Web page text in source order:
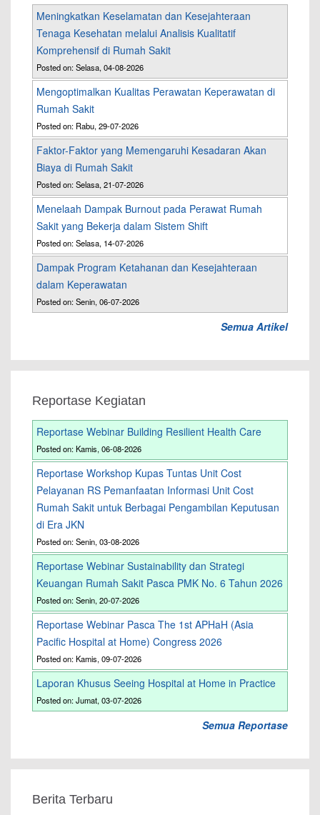
Meningkatkan Keselamatan dan Kesejahteraan
Tenaga Kesehatan melalui Analisis Kualitatif
Komprehensif di Rumah Sakit
Posted on: Selasa, 04-08-2026
Mengoptimalkan Kualitas Perawatan Keperawatan di
Rumah Sakit
Posted on: Rabu, 29-07-2026
Faktor-Faktor yang Memengaruhi Kesadaran Akan
Biaya di Rumah Sakit
Posted on: Selasa, 21-07-2026
Menelaah Dampak Burnout pada Perawat Rumah
Sakit yang Bekerja dalam Sistem Shift
Posted on: Selasa, 14-07-2026
Dampak Program Ketahanan dan Kesejahteraan
dalam Keperawatan
Posted on: Senin, 06-07-2026
Semua Artikel
Reportase Kegiatan
Reportase Webinar Building Resilient Health Care
Posted on: Kamis, 06-08-2026
Reportase Workshop Kupas Tuntas Unit Cost
Pelayanan RS Pemanfaatan Informasi Unit Cost
Rumah Sakit untuk Berbagai Pengambilan Keputusan
di Era JKN
Posted on: Senin, 03-08-2026
Reportase Webinar Sustainability dan Strategi
Keuangan Rumah Sakit Pasca PMK No. 6 Tahun 2026
Posted on: Senin, 20-07-2026
Reportase Webinar Pasca The 1st APHaH (Asia
Pacific Hospital at Home) Congress 2026
Posted on: Kamis, 09-07-2026
Laporan Khusus Seeing Hospital at Home in Practice
Posted on: Jumat, 03-07-2026
Semua Reportase
Berita Terbaru